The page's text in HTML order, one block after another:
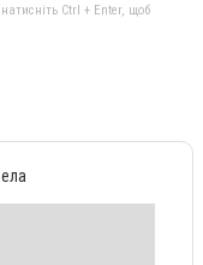
Ctrl + Enter, щоб